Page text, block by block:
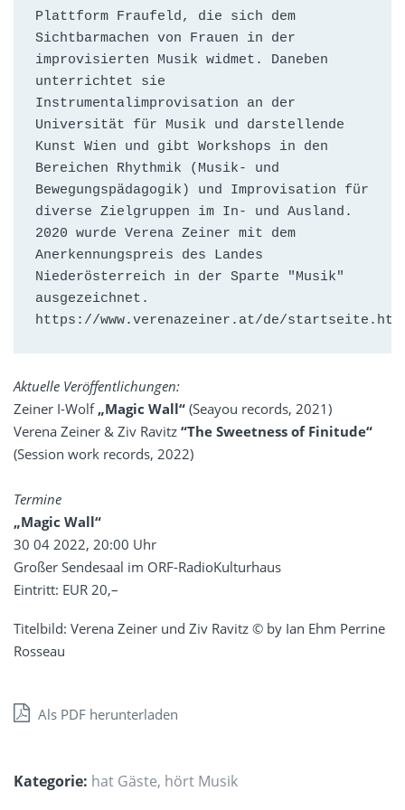
Plattform Fraufeld, die sich dem
Sichtbarmachen von Frauen in der
improvisierten Musik widmet. Daneben
unterrichtet sie
Instrumentalimprovisation an der
Universität für Musik und darstellende
Kunst Wien und gibt Workshops in den
Bereichen Rhythmik (Musik- und
Bewegungspädagogik) und Improvisation für
diverse Zielgruppen im In- und Ausland.
2020 wurde Verena Zeiner mit dem
Anerkennungspreis des Landes
Niederösterreich in der Sparte "Musik"
ausgezeichnet.
Aktuelle Veröffentlichungen:
Zeiner I-Wolf „Magic Wall“ (Seayou records, 2021)
Verena Zeiner & Ziv Ravitz “The Sweetness of Finitude“
(Session work records, 2022)
Termine
„Magic Wall“
30 04 2022, 20:00 Uhr
Großer Sendesaal im ORF-RadioKulturhaus
Eintritt: EUR 20,–
Titelbild: Verena Zeiner und Ziv Ravitz © by Ian Ehm Perrine
Rosseau
Als PDF herunterladen
Kategorie: hat Gäste, hört Musik